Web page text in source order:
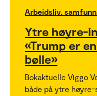
Arbeidsliv,
Ytre høyre-
«Trump er
bølle»
Bokaktuelle Viggo
både på ytre høyre-